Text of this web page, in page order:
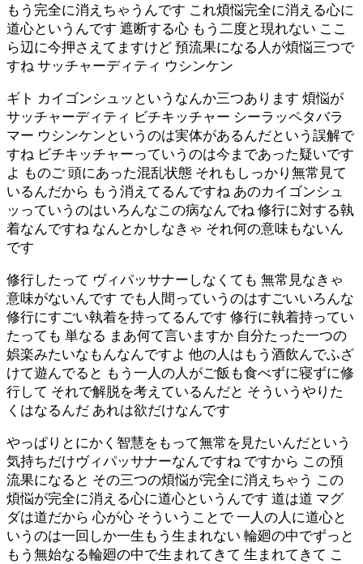
もう完全に消えちゃうんです これ煩悩完全に消える心に
道心というんです 遮断する心 もう二度と現れない ここ
ら辺に今押さえてますけど 預流果になる人が煩悩三つで
すね サッチャーディティ ウシンケン
ギト カイゴンシュッというなんか三つあります 煩悩が
サッチャーディティ ビチキッチャー シーラッペタバラ
マー ウシンケンというのは実体があるんだという誤解で
すね ビチキッチャーっていうのは今まであった疑いです
よ ものご 頭にあった混乱状態 それもしっかり無常見て
いるんだから もう消えてるんですね あのカイゴンシュ
ッっていうのはいろんなこの病なんでね 修行に対する執
着なんですね なんとかしなきゃ それ何の意味もないん
です
修行したって ヴィパッサナーしなくても 無常見なきゃ
意味がないんです でも人間っていうのはすごいいろんな
修行にすごい執着を持ってるんです 修行に執着持ってい
たっても 単なる まあ何て言いますか 自分たった一つの
娯楽みたいなもんなんですよ 他の人はもう酒飲んでふざ
けて遊んでると もう一人の人がご飯も食べずに寝ずに修
行して それで解脱を考えているんだと そういうやりた
くはなるんだ あれは欲だけなんです
やっぱりとにかく智慧をもって無常を見たいんだという
気持ちだけヴィパッサナーなんですね ですから この預
流果になると その三つの煩悩が完全に消えちゃう この
煩悩が完全に消える心に道心というんです 道は道 マグ
ダは道だから 心が心 そういうことで 一人の人に道心と
いうのは一回しか一生もう生まれない 輪廻の中でずっと
もう無始なる輪廻の中で生まれてきて 生まれてきて こ